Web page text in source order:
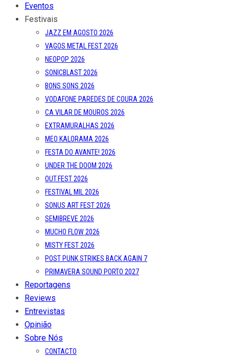
Eventos
Festivais
JAZZ EM AGOSTO 2026
VAGOS METAL FEST 2026
NEOPOP 2026
SONICBLAST 2026
BONS SONS 2026
VODAFONE PAREDES DE COURA 2026
CA VILAR DE MOUROS 2026
EXTRAMURALHAS 2026
MEO KALORAMA 2026
FESTA DO AVANTE! 2026
UNDER THE DOOM 2026
OUT.FEST 2026
FESTIVAL MIL 2026
SONUS ART FEST 2026
SEMIBREVE 2026
MUCHO FLOW 2026
MISTY FEST 2026
POST PUNK STRIKES BACK AGAIN 7
PRIMAVERA SOUND PORTO 2027
Reportagens
Reviews
Entrevistas
Opinião
Sobre Nós
CONTACTO